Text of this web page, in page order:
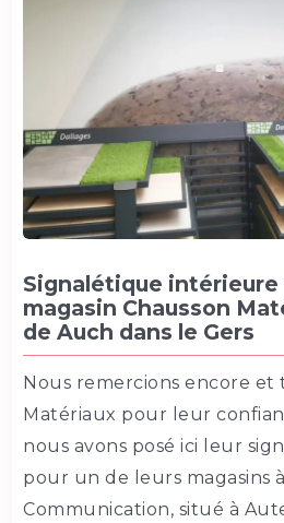
Signalétique intérieure
magasin Chausson
de Auch dans le Gers
Nous remercions encore et
Matériaux pour leur
nous avons posé ici leur
pour un de leurs magasins
Communication, situé à